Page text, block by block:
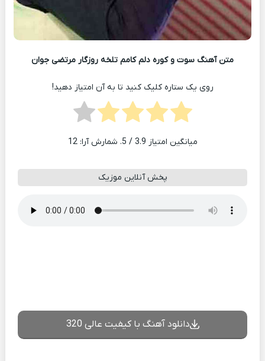
متن آهنگ سوت و کوره دلم کامم تلخه روزگار مرتضی جوان
روی یک ستاره کلیک کنید تا به آن امتیاز دهید!
میانگین امتیاز 3.9 / 5. شمارش آرا: 12
پخش آنلاین موزیک
دانلود آهنگ با کیفیت عالی 320